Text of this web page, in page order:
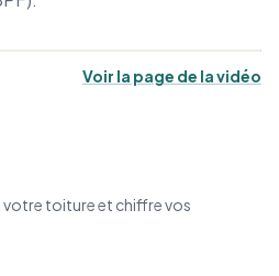
Voir la page de la vidéo
votre toiture et chiffre vos